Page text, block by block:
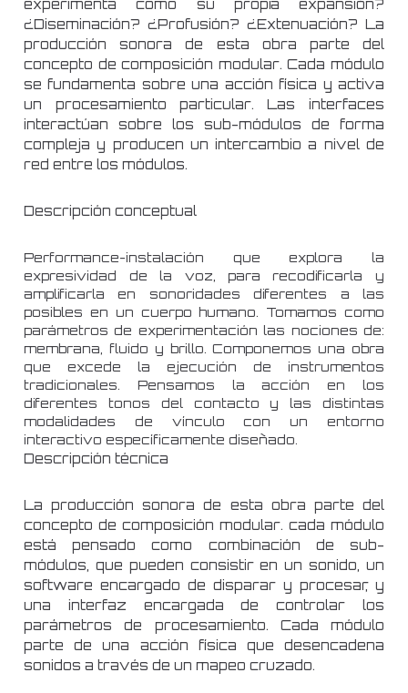
experimenta como su propia expansión?
¿Diseminación? ¿Profusión? ¿Extenuación? La
producción sonora de esta obra parte del
concepto de composición modular. Cada módulo
se fundamenta sobre una acción física y activa
un procesamiento particular. Las interfaces
interactúan sobre los sub-módulos de forma
compleja y producen un intercambio a nivel de
red entre los módulos.
Descripción conceptual
Performance-instalación que explora la
expresividad de la voz, para recodificarla y
amplificarla en sonoridades diferentes a las
posibles en un cuerpo humano. Tomamos como
parámetros de experimentación las nociones de:
membrana, fluido y brillo. Componemos una obra
que excede la ejecución de instrumentos
tradicionales. Pensamos la acción en los
diferentes tonos del contacto y las distintas
modalidades de vínculo con un entorno
interactivo específicamente diseñado.
Descripción técnica
La producción sonora de esta obra parte del
concepto de composición modular. cada módulo
está pensado como combinación de sub-
módulos, que pueden consistir en un sonido, un
software encargado de disparar y procesar, y
una interfaz encargada de controlar los
parámetros de procesamiento. Cada módulo
parte de una acción física que desencadena
sonidos a través de un mapeo cruzado.